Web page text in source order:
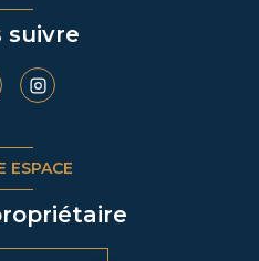
suivre
ESPACE